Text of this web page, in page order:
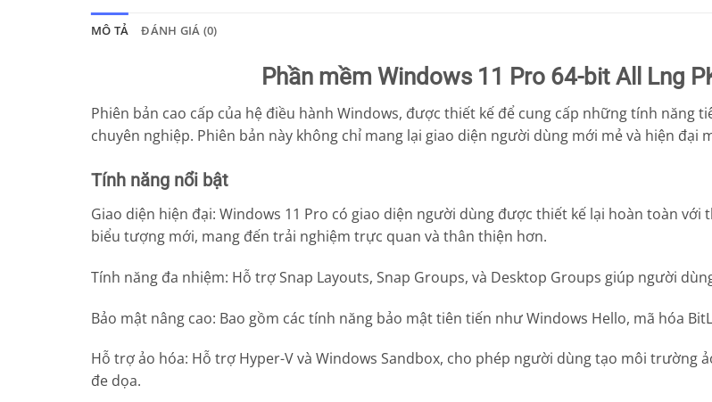
MÔ TẢ ĐÁNH GIÁ (0)
Phần mềm Windows 11 Pro 64-bit All Lng
Phiên bản cao cấp của hệ điều hành Windows, được thiết kế để cung cấp những tính năng
chuyên nghiệp. Phiên bản này không chỉ mang lại giao diện người dùng mới mẻ và hiện đại
Tính năng nổi bật
Giao diện hiện đại: Windows 11 Pro có giao diện người dùng được thiết kế lại hoàn toàn
biểu tượng mới, mang đến trải nghiệm trực quan và thân thiện hơn.
Tính năng đa nhiệm: Hỗ trợ Snap Layouts, Snap Groups, và Desktop Groups giúp người
Bảo mật nâng cao: Bao gồm các tính năng bảo mật tiên tiến như Windows Hello, mã hóa
Hỗ trợ ảo hóa: Hỗ trợ Hyper-V và Windows Sandbox, cho phép người dùng tạo môi trường
đe dọa.